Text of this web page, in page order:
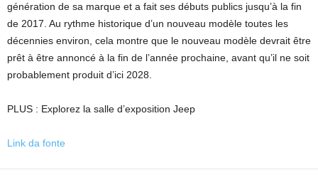
génération de sa marque et a fait ses débuts publics jusqu’à la fin
de 2017. Au rythme historique d’un nouveau modèle toutes les
décennies environ, cela montre que le nouveau modèle devrait être
prêt à être annoncé à la fin de l’année prochaine, avant qu’il ne soit
probablement produit d’ici 2028.
PLUS : Explorez la salle d’exposition Jeep
Link da fonte